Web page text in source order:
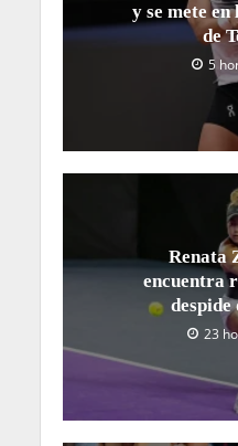
y se mete
de
5
Renata
encuentra
despide
23